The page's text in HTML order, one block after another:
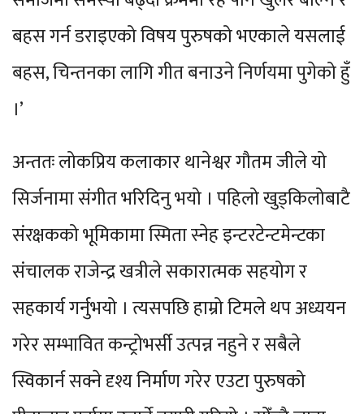
बहस गर्न डराइएको विषय पुरुषको भएकाले यसलाई
बहस, चिन्तनका लागि गीत बनाउने निर्णयमा पुगेको हुँ
।’
अन्ततः लोकप्रिय कलाकार थानेश्वर गौतम जीले यो
सिर्जनामा संगीत भरिदिनु भयो । पहिलो खुड्किलोबाटै
संरक्षकको भूमिकामा स्मिता स्नेह इन्टरटेन्टमेन्टका
संचालक राजेन्द्र खत्रीले सकारात्मक सहयोग र
सहकार्य गर्नुभयो । त्यसपछि हाम्रो टिमले थप अध्ययन
गरेर सम्भावित कन्ट्रोभर्सी उत्पन्न नहुने र सबैले
स्विकार्न सक्ने दृश्य निर्माण गरेर एउटा पुरुषको